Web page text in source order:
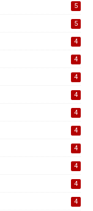
5
5
4
4
4
4
4
4
4
4
4
4